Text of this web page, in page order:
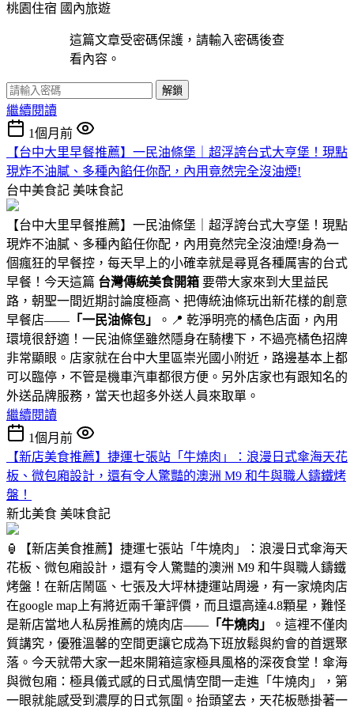
桃園住宿 國內旅遊
這篇文章受密碼保護，請輸入密碼後查
看內容。
解鎖
繼續閱讀
1個月前
【台中大里早餐推薦】一民油條堡｜超浮誇台式大亨堡！現點
現炸不油膩、多種內餡任你配，內用竟然完全沒油煙!
台中美食記 美味食記
【台中大里早餐推薦】一民油條堡｜超浮誇台式大亨堡！現點
現炸不油膩、多種內餡任你配，內用竟然完全沒油煙!身為一
個瘋狂的早餐控，每天早上的小確幸就是尋覓各種厲害的台式
早餐！今天這篇 台灣傳統美食開箱 要帶大家來到大里益民
路，朝聖一間近期討論度極高、把傳統油條玩出新花樣的創意
早餐店—— 「一民油條包」
。📍 乾淨明亮的橘色店面，內用
環境很舒適！一民油條堡雖然隱身在騎樓下，不過亮橘色招牌
非常顯眼。店家就在台中大里區崇光國小附近，路邊基本上都
可以臨停，不管是機車汽車都很方便。另外店家也有跟知名的
外送品牌服務，當天也超多外送人員來取單。
繼續閱讀
1個月前
【新店美食推薦】捷運七張站「牛燒肉」：浪漫日式傘海天花
板、微包廂設計，還有令人驚豔的澳洲 M9 和牛與職人鑄鐵烤
盤！
新北美食 美味食記
🏮【新店美食推薦】捷運七張站「牛燒肉」：浪漫日式傘海天
花板、微包廂設計，還有令人驚豔的澳洲 M9 和牛與職人鑄鐵
烤盤！在新店鬧區、七張及大坪林捷運站周邊，有一家燒肉店
在google map上有將近兩千筆評價，而且還高達4.8顆星，難怪
是新店當地人私房推薦的燒肉店—— 「牛燒肉」
。這裡不僅肉
質講究，優雅溫馨的空間更讓它成為下班放鬆與約會的首選聚
落。今天就帶大家一起來開箱這家極具風格的深夜食堂！傘海
與微包廂：極具儀式感的日式風情空間一走進「牛燒肉」，第
一眼就能感受到濃厚的日式氛圍。抬頭望去，天花板懸掛著一